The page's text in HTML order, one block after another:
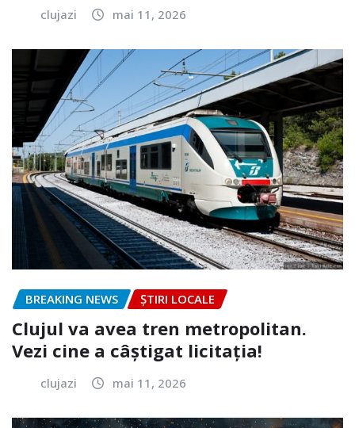
clujazi mai 11, 2026
BREAKING NEWS ȘTIRI LOCALE
Clujul va avea tren metropolitan.
Vezi cine a câștigat licitația!
clujazi mai 11, 2026